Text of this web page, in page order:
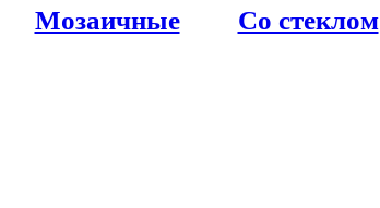
Мозаичные Со стеклом